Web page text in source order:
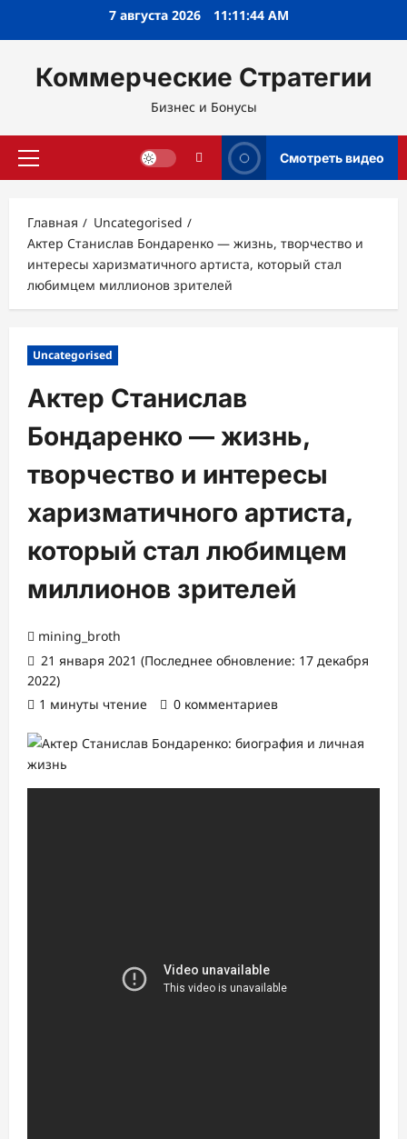
7 августа 2026 11:11:45 AM
Коммерческие Стратегии
Бизнес и Бонусы
Основное
Смотреть видео
Главная
Uncategorised
Актер Станислав Бондаренко — жизнь, творчество и
интересы харизматичного артиста, который стал
любимцем миллионов зрителей
Uncategorised
Актер Станислав
Бондаренко — жизнь,
творчество и интересы
харизматичного артиста,
который стал любимцем
миллионов зрителей
mining_broth
21 января 2021 (Последнее обновление: 17 декабря
2022)
1 минуты чтение
0 комментариев